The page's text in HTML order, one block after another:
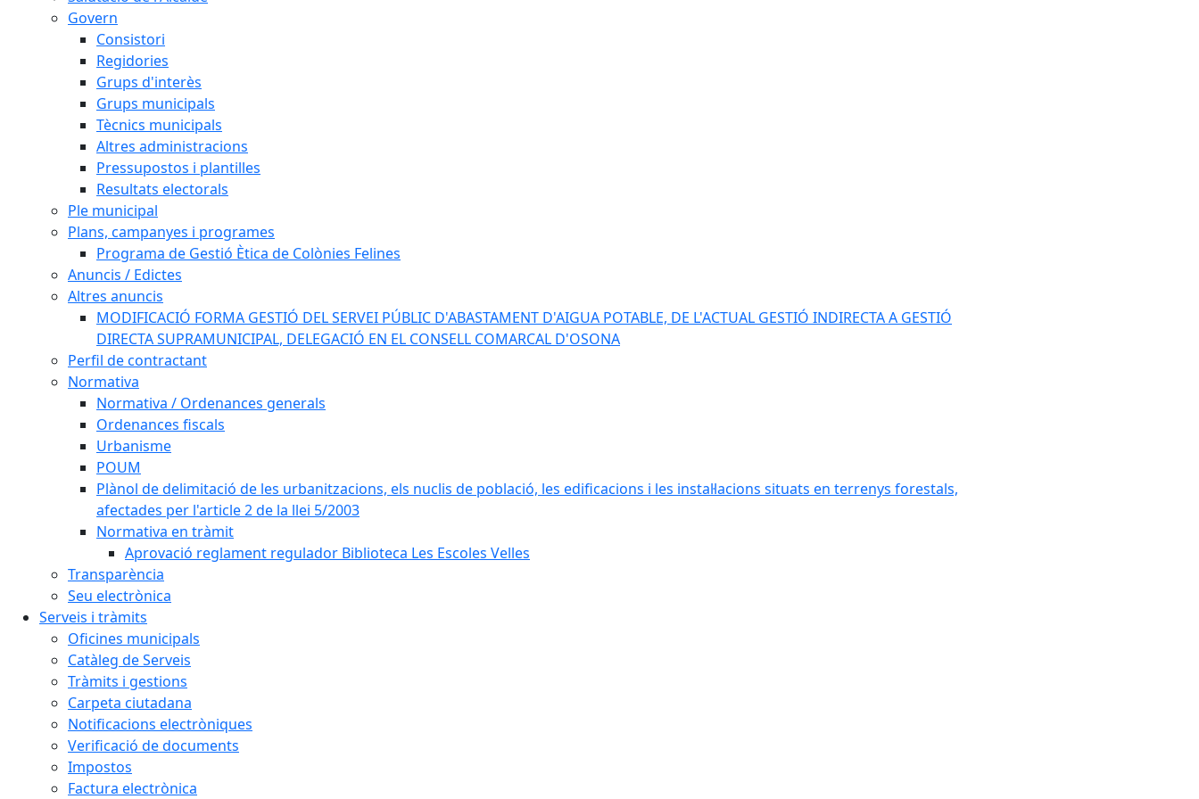
Govern
Consistori
Regidories
Grups d'interès
Grups municipals
Tècnics municipals
Altres administracions
Pressupostos i plantilles
Resultats electorals
Ple municipal
Plans, campanyes i programes
Programa de Gestió Ètica de Colònies Felines
Anuncis / Edictes
Altres anuncis
MODIFICACIÓ FORMA GESTIÓ DEL SERVEI PÚBLIC D'ABASTAMENT D'AIGUA POTABLE, DE L'ACTUAL GESTIÓ INDIRECTA A GESTIÓ
DIRECTA SUPRAMUNICIPAL, DELEGACIÓ EN EL CONSELL COMARCAL D'OSONA
Perfil de contractant
Normativa
Normativa / Ordenances generals
Ordenances fiscals
Urbanisme
POUM
Plànol de delimitació de les urbanitzacions, els nuclis de població, les edificacions i les instal·lacions situats en terrenys forestals,
afectades per l'article 2 de la llei 5/2003
Normativa en tràmit
Aprovació reglament regulador Biblioteca Les Escoles Velles
Transparència
Seu electrònica
Serveis i tràmits
Oficines municipals
Catàleg de Serveis
Tràmits i gestions
Carpeta ciutadana
Notificacions electròniques
Verificació de documents
Impostos
Factura electrònica